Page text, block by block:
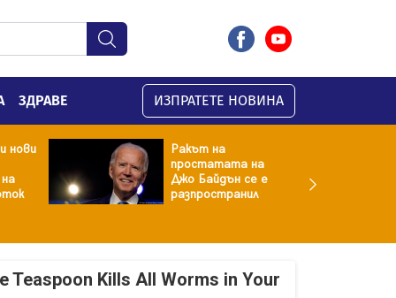
ЗДРАВЕ ИЗПРАТЕТЕ НОВИНА
нови
Ракът на
простатата на
Джо Байдън се е
разпространил
Teaspoon Kills All Worms in Your